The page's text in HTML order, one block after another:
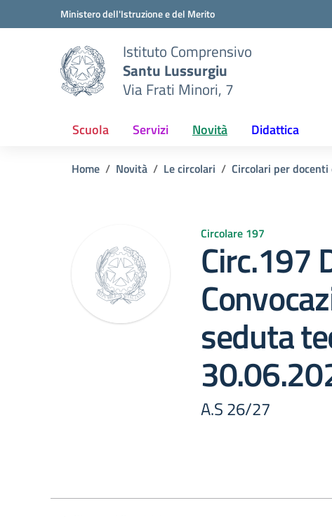
Vai ai contenuti
Vai al menu di navigazioneMinistero dell'Istruzione e del Merito
Istituto Comprensivo
Santu Lussurgiu
Via Frati Minori, 7
Scuola Servizi Novità Didattica
Home Novità Le circolari Circolari per docenti
Circolare 197
Circ.197
seduta
A.S 26/27